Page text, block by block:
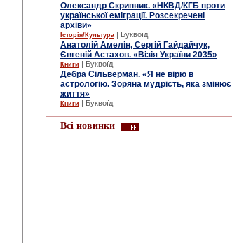
Олександр Скрипник. «НКВД/КГБ проти
української еміграції. Розсекречені
архіви»
Історія/Культура | Буквоїд
Анатолій Амелін, Сергій Гайдайчук,
Євгеній Астахов. «Візія України 2035»
Книги | Буквоїд
Дебра Сільверман. «Я не вірю в
астрологію. Зоряна мудрість, яка змінює
життя»
Книги | Буквоїд
Всі новинки